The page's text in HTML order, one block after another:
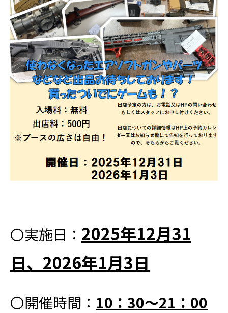
〇実施日： 2025年12月31
日、2026年1月3日
〇開催時間： 10：30～21：00